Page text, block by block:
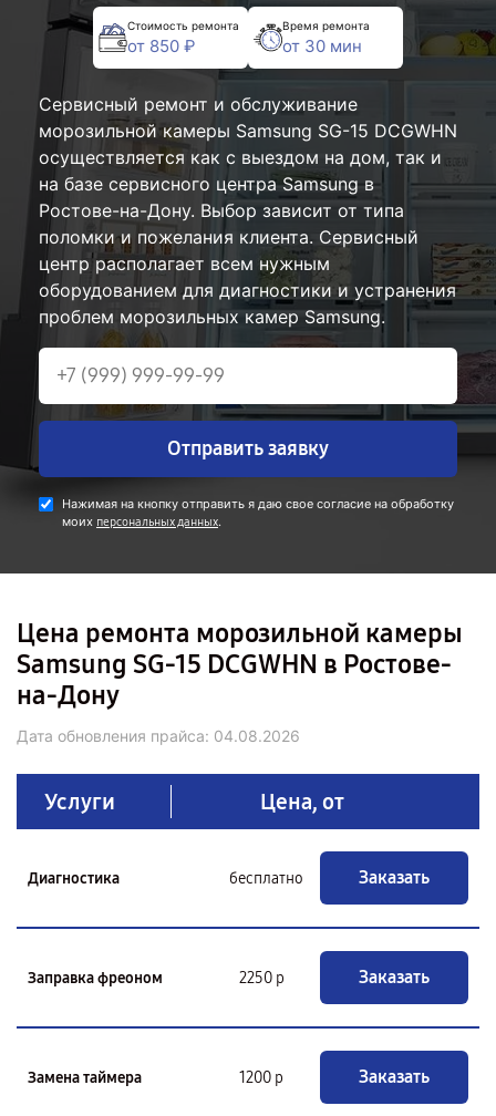
Стоимость ремонта
от 850 ₽
Время ремонта
от 30 мин
Сервисный ремонт и обслуживание
морозильной камеры Samsung SG-15 DCGWHN
осуществляется как с выездом на дом, так и
на базе сервисного центра Samsung в
Ростове-на-Дону. Выбор зависит от типа
поломки и пожелания клиента. Сервисный
центр располагает всем нужным
оборудованием для диагностики и устранения
проблем морозильных камер Samsung.
Отправить заявку
Нажимая на кнопку отправить я даю свое согласие на обработку
моих персональных данных.
Цена ремонта морозильной камеры
Samsung SG-15 DCGWHN в Ростове-
на-Дону
Дата обновления прайса: 04.08.2026
Услуги Цена, от
Диагностика бесплатно Заказать
Заправка фреоном 2250 р Заказать
Замена таймера 1200 р Заказать